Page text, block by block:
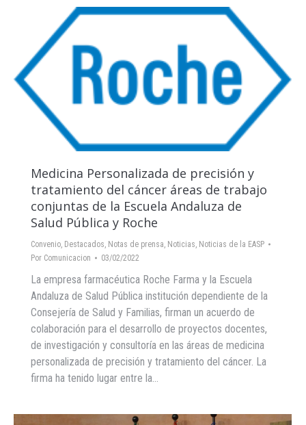
Medicina Personalizada de precisión y
tratamiento del cáncer áreas de trabajo
conjuntas de la Escuela Andaluza de
Salud Pública y Roche
Convenio, Destacados, Notas de prensa, Noticias, Noticias de la EASP
Por Comunicacion 03/02/2022
La empresa farmacéutica Roche Farma y la Escuela
Andaluza de Salud Pública institución dependiente de la
Consejería de Salud y Familias, firman un acuerdo de
colaboración para el desarrollo de proyectos docentes,
de investigación y consultoría en las áreas de medicina
personalizada de precisión y tratamiento del cáncer. La
firma ha tenido lugar entre la…